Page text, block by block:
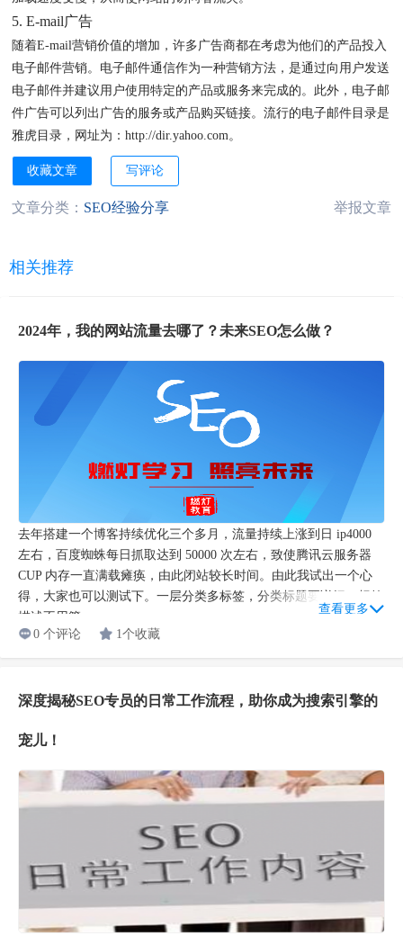
5. E-mail广告
随着E-mail营销价值的增加，许多广告商都在考虑为他们的产品投入
电子邮件营销。电子邮件通信作为一种营销方法，是通过向用户发送
电子邮件并建议用户使用特定的产品或服务来完成的。此外，电子邮
件广告可以列出广告的服务或产品购买链接。流行的电子邮件目录是
雅虎目录，网址为：http://dir.yahoo.com。
收藏文章 写评论
文章分类： SEO经验分享 举报文章
相关推荐
2024年，我的网站流量去哪了？未来SEO怎么做？
去年搭建一个博客持续优化三个多月，流量持续上涨到日 ip4000
左右，百度蜘蛛每日抓取达到 50000 次左右，致使腾讯云服务器
CUP 内存一直满载瘫痪，由此闭站较长时间。由此我试出一个心
得，大家也可以测试下。一层分类多标签，分类标题要详细，标签
描述不用管...
查看更多
0 个评论
1个收藏
深度揭秘SEO专员的日常工作流程，助你成为搜索引擎的
宠儿！